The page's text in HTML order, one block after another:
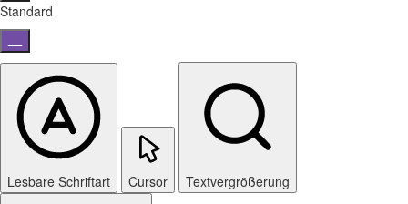
Standard
Lesbare Schriftart Cursor Textvergrößerung